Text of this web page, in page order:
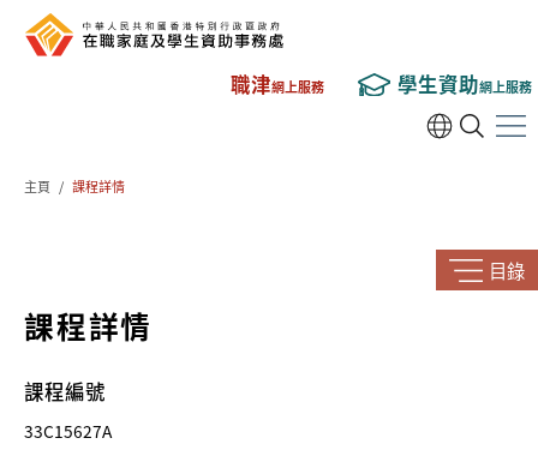
職津網上服務 學生資助網上服務
主頁 / 課程詳情
目錄
課程詳情
課程編號
33C15627A